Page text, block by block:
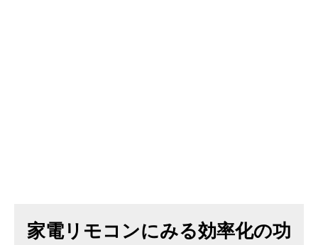
家電リモコンにみる効率化の功